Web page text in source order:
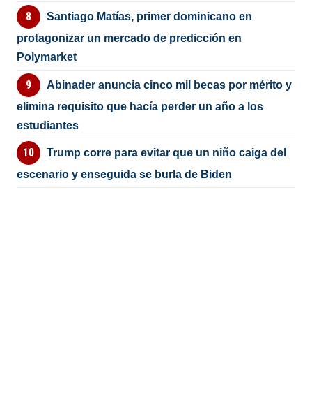
Santiago Matías, primer dominicano en
protagonizar un mercado de predicción en
Polymarket
Abinader anuncia cinco mil becas por mérito y
elimina requisito que hacía perder un año a los
estudiantes
Trump corre para evitar que un niño caiga del
escenario y enseguida se burla de Biden